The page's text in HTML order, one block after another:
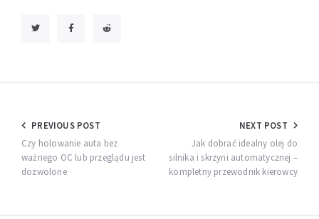
Nawigacja
wpisu
PREVIOUS POST
Czy holowanie auta bez
ważnego OC lub przeglądu jest
dozwolone
NEXT POST
Jak dobrać idealny olej do
silnika i skrzyni automatycznej –
kompletny przewodnik kierowcy